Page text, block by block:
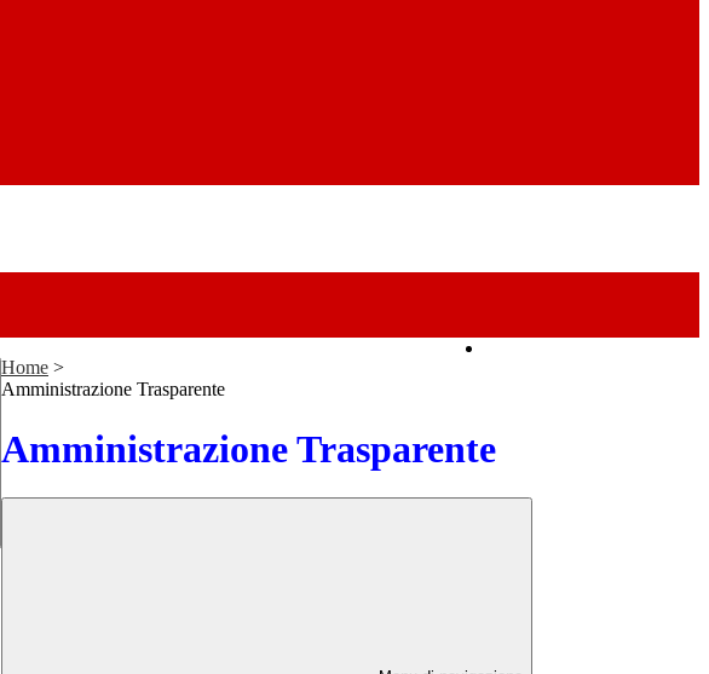
Home >
Amministrazione Trasparente
Amministrazione Trasparente